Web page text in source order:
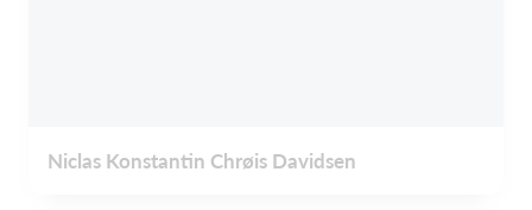
Niclas Konstantin Chrøis Davidsen